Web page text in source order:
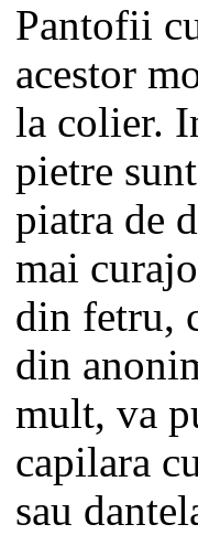
Pantofii
acestor
la colier.
pietre
piatra de
mai
din fetru,
din
mult, va
capilara
sau